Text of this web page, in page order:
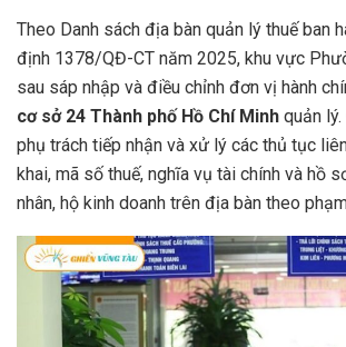
Theo Danh sách địa bàn quản lý thuế ban
định 1378/QĐ-CT năm 2025, khu vực
sau sáp nhập và điều chỉnh đơn vị hành
cơ sở 24 Thành phố Hồ Chí Minh quản
phụ trách tiếp nhận và xử lý các thủ tục
khai, mã số thuế, nghĩa vụ tài chính và hồ
nhân, hộ kinh doanh trên địa bàn theo